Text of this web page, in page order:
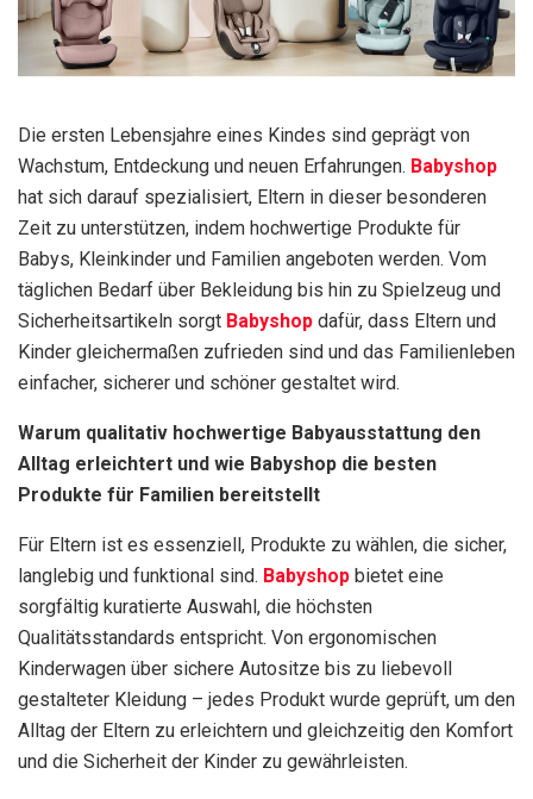
Die ersten Lebensjahre eines Kindes sind geprägt von
Wachstum, Entdeckung und neuen Erfahrungen. Babyshop
hat sich darauf spezialisiert, Eltern in dieser besonderen
Zeit zu unterstützen, indem hochwertige Produkte für
Babys, Kleinkinder und Familien angeboten werden. Vom
täglichen Bedarf über Bekleidung bis hin zu Spielzeug und
Sicherheitsartikeln sorgt Babyshop dafür, dass Eltern und
Kinder gleichermaßen zufrieden sind und das Familienleben
einfacher, sicherer und schöner gestaltet wird.
Warum qualitativ hochwertige Babyausstattung den
Alltag erleichtert und wie Babyshop die besten
Produkte für Familien bereitstellt
Für Eltern ist es essenziell, Produkte zu wählen, die sicher,
langlebig und funktional sind. Babyshop bietet eine
sorgfältig kuratierte Auswahl, die höchsten
Qualitätsstandards entspricht. Von ergonomischen
Kinderwagen über sichere Autositze bis zu liebevoll
gestalteter Kleidung – jedes Produkt wurde geprüft, um den
Alltag der Eltern zu erleichtern und gleichzeitig den Komfort
und die Sicherheit der Kinder zu gewährleisten.